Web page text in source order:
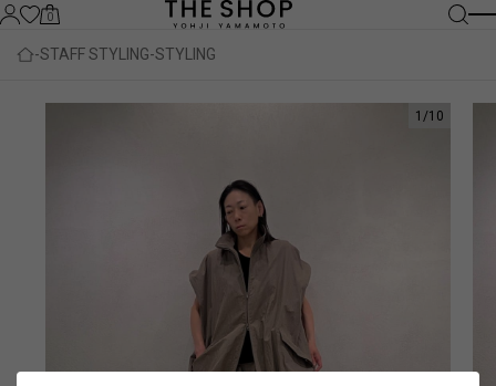
0
STAFF STYLING STYLING
1 /10